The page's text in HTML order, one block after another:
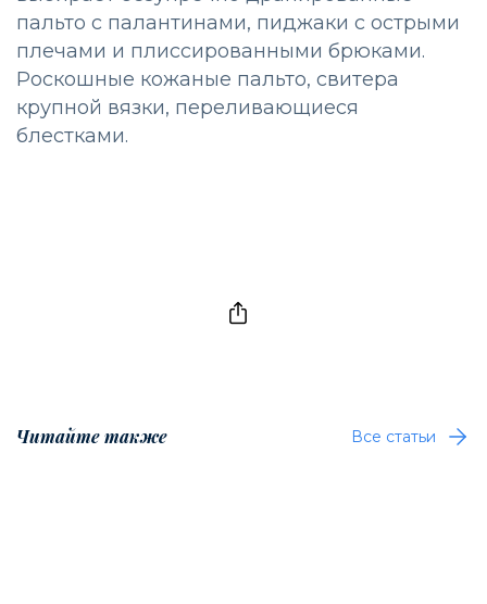
пальто с палантинами, пиджаки с острыми
плечами и плиссированными брюками.
Роскошные кожаные пальто, свитера
крупной вязки, переливающиеся
блестками.
Читайте также Все статьи